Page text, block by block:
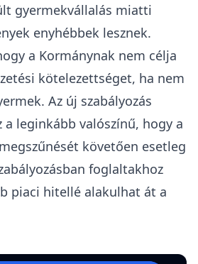
gyermekvállalás miatti
enyhébbek lesznek.
a Kormánynak nem célja
kötelezettséget, ha nem
Az új szabályozás
a leginkább valószínű, hogy a
követően esetleg
foglaltakhoz
piaci hitellé alakulhat át a